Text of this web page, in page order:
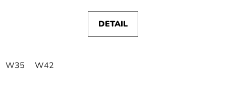
DETAIL
W35 W42